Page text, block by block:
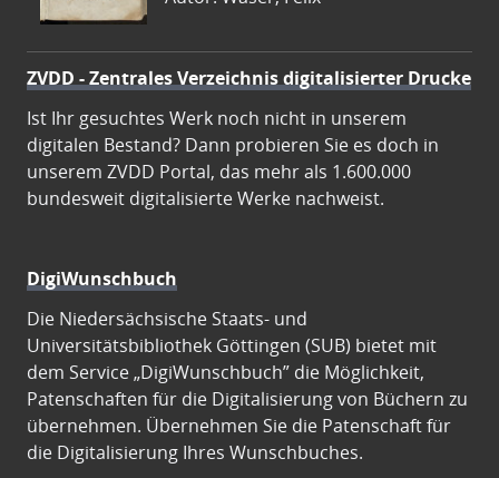
ZVDD - Zentrales Verzeichnis digitalisierter Drucke
Ist Ihr gesuchtes Werk noch nicht in unserem
digitalen Bestand? Dann probieren Sie es doch in
unserem ZVDD Portal, das mehr als 1.600.000
bundesweit digitalisierte Werke nachweist.
DigiWunschbuch
Die Niedersächsische Staats- und
Universitätsbibliothek Göttingen (SUB) bietet mit
dem Service „DigiWunschbuch” die Möglichkeit,
Patenschaften für die Digitalisierung von Büchern zu
übernehmen. Übernehmen Sie die Patenschaft für
die Digitalisierung Ihres Wunschbuches.